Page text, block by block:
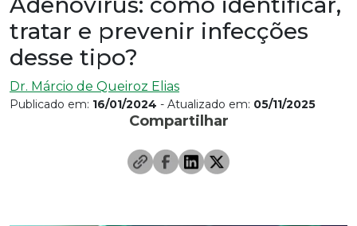
tratar e prevenir infecções
desse tipo?
Dr. Márcio de Queiroz Elias
Publicado em: 16/01/2024 - Atualizado em: 05/11/2025
Compartilhar